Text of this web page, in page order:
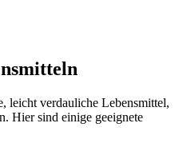
leicht verdauliche Lebensmittel,
Hier sind einige geeignete